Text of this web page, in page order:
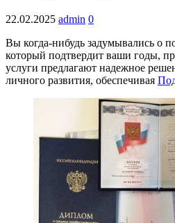
22.02.2025 admin 0
Вы когда-нибудь задумывались о
который подтвердит ваши годы,
услуги предлагают надежное
личного развития, обеспечивая